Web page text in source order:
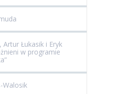
Artur Łukasik i Eryk
w programie
Walosik